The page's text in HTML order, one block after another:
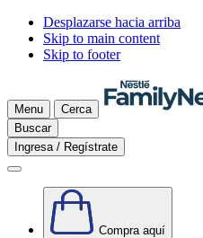
Desplazarse hacia arriba
Skip to main content
Skip to footer
Menu
Cerca
Buscar
Ingresa / Regístrate
Compra aquí